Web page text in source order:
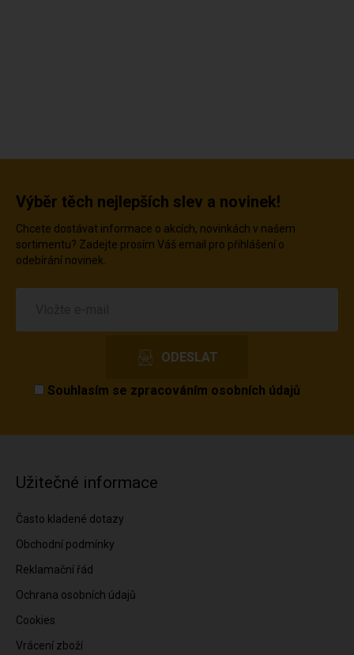
Výběr těch nejlepších slev a novinek!
Chcete dostávat informace o akcích, novinkách v našem
sortimentu? Zadejte prosím Váš email pro přihlášení o
odebírání novinek.
Souhlasím se zpracováním osobních údajů
Užitečné informace
Často kladené dotazy
Obchodní podmínky
Reklamační řád
Ochrana osobních údajů
Cookies
Vrácení zboží